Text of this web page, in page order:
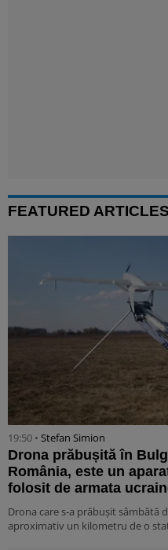
FEATURED ARTICLES
19:50 • Stefan Simion
Drona prăbușită în
România, este un
folosit de armata
Drona care s-a prăbușit sâmbătă
aproximativ un kilometru de o